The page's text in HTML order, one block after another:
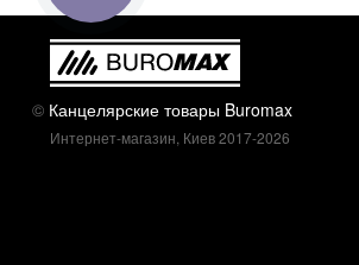
© Канцелярские товары Buromax
Интернет-магазин, Киев 2017-2026